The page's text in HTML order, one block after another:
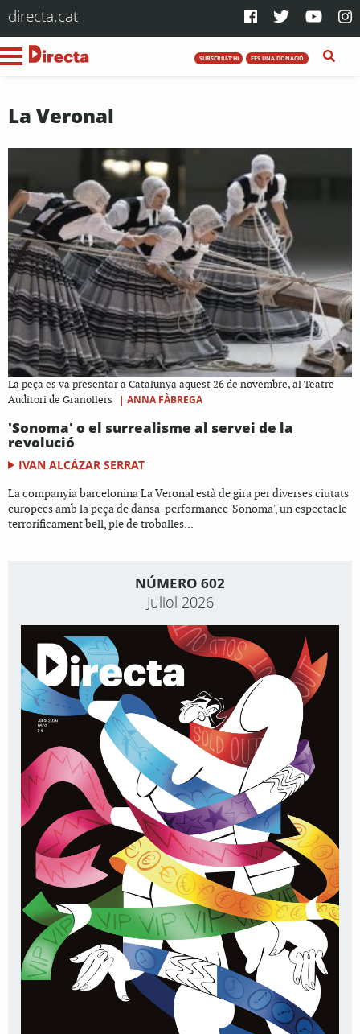
directa.cat
SUBSCRIU-T'HI FES UNA DONACIÓ
La Veronal
La peça es va presentar a Catalunya aquest 26 de novembre, al Teatre
Auditori de Granollers
| ANNA FÀBREGA
'Sonoma' o el surrealisme al servei de la
revolució
IVAN ALCÁZAR SERRAT
La companyia barcelonina La Veronal està de gira per diverses ciutats
europees amb la peça de dansa-performance 'Sonoma', un espectacle
terroríficament bell, ple de troballes...
NÚMERO 602
Juliol 2026